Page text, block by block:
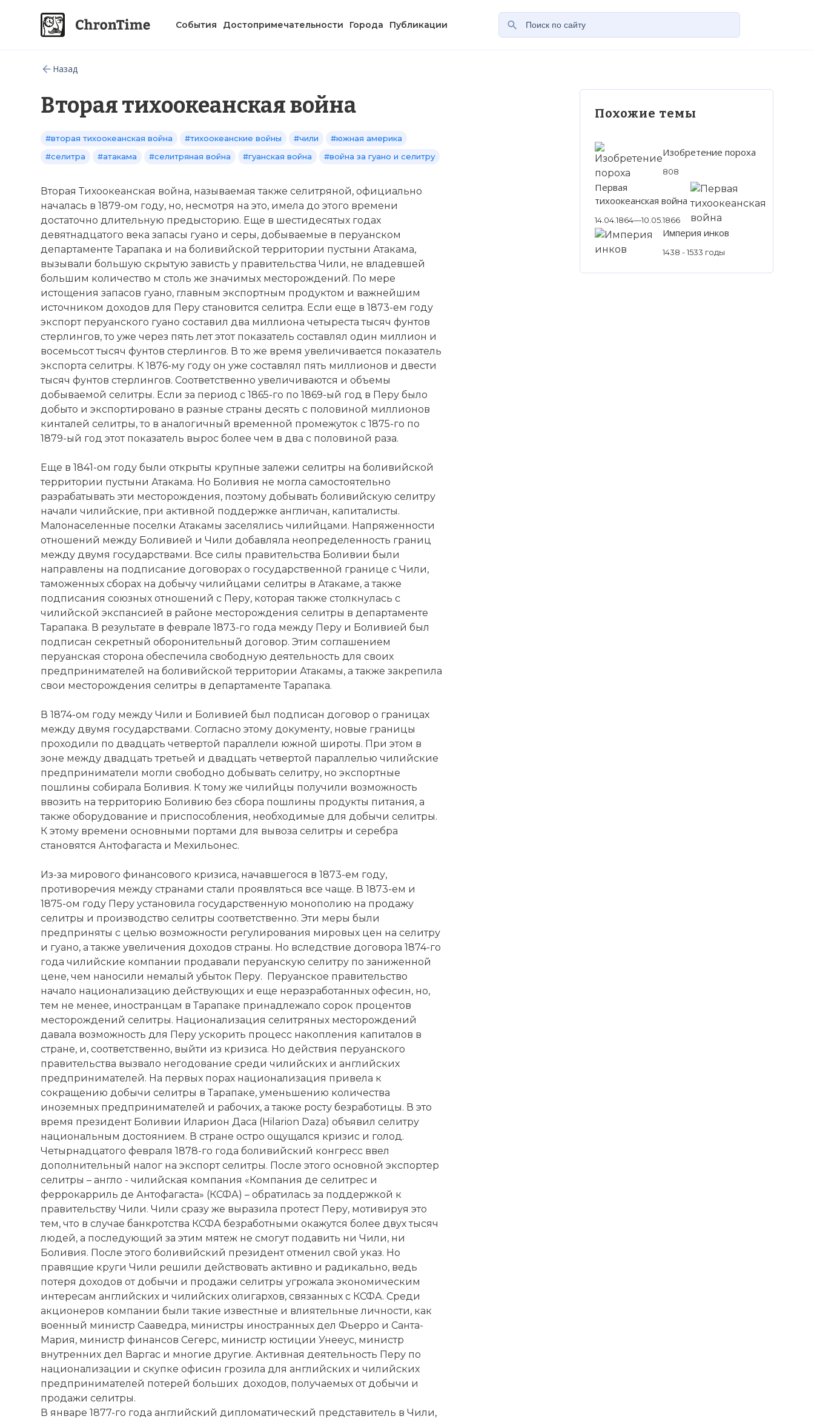
События Достопримечательности Города Публикации
Назад
Вторая тихоокеанская война
#вторая тихоокеанская война #тихоокеанские войны #чили
#южная америка
#селитра
#атакама #селитряная война #гуанская война #война за гуано и селитру
Вторая Тихоокеанская война, называемая также селитряной, официально
началась в 1879-ом году, но, несмотря на это, имела до этого времени
достаточно длительную предысторию. Еще в шестидесятых годах
девятнадцатого века запасы гуано и серы, добываемые в перуанском
департаменте Тарапака и на боливийской территории пустыни Атакама,
вызывали большую скрытую зависть у правительства Чили, не владевшей
большим количество м столь же значимых месторождений. По мере
истощения запасов гуано, главным экспортным продуктом и важнейшим
источником доходов для Перу становится селитра. Если еще в 1873-ем году
экспорт перуанского гуано составил два миллиона четыреста тысяч фунтов
стерлингов, то уже через пять лет этот показатель составлял один миллион и
восемьсот тысяч фунтов стерлингов. В то же время увеличивается показатель
экспорта селитры. К 1876-му году он уже составлял пять миллионов и двести
тысяч фунтов стерлингов. Соответственно увеличиваются и объемы
добываемой селитры. Если за период с 1865-го по 1869-ый год в Перу было
добыто и экспортировано в разные страны десять с половиной миллионов
кинталей селитры, то в аналогичный временной промежуток с 1875-го по
1879-ый год этот показатель вырос более чем в два с половиной раза.
Еще в 1841-ом году были открыты крупные залежи селитры на боливийской
территории пустыни Атакама. Но Боливия не могла самостоятельно
разрабатывать эти месторождения, поэтому добывать боливийскую селитру
начали чилийские, при активной поддержке англичан, капиталисты.
Малонаселенные поселки Атакамы заселялись чилийцами. Напряженности
отношений между Боливией и Чили добавляла неопределенность границ
между двумя государствами. Все силы правительства Боливии были
направлены на подписание договорах о государственной границе с Чили,
таможенных сборах на добычу чилийцами селитры в Атакаме, а также
подписания союзных отношений с Перу, которая также столкнулась с
чилийской экспансией в районе месторождения селитры в департаменте
Тарапака. В результате в феврале 1873-го года между Перу и Боливией был
подписан секретный оборонительный договор. Этим соглашением
перуанская сторона обеспечила свободную деятельность для своих
предпринимателей на боливийской территории Атакамы, а также закрепила
свои месторождения селитры в департаменте Тарапака.
В 1874-ом году между Чили и Боливией был подписан договор о границах
между двумя государствами. Согласно этому документу, новые границы
проходили по двадцать четвертой параллели южной широты. При этом в
зоне между двадцать третьей и двадцать четвертой параллелью чилийские
предприниматели могли свободно добывать селитру, но экспортные
пошлины собирала Боливия. К тому же чилийцы получили возможность
ввозить на территорию Боливию без сбора пошлины продукты питания, а
также оборудование и приспособления, необходимые для добычи селитры.
К этому времени основными портами для вывоза селитры и серебра
становятся Антофагаста и Мехильонес.
Из-за мирового финансового кризиса, начавшегося в 1873-ем году,
противоречия между странами стали проявляться все чаще. В 1873-ем и
1875-ом году Перу установила государственную монополию на продажу
селитры и производство селитры соответственно. Эти меры были
предприняты с целью возможности регулирования мировых цен на селитру
и гуано, а также увеличения доходов страны. Но вследствие договора 1874-го
года чилийские компании продавали перуанскую селитру по заниженной
цене, чем наносили немалый убыток Перу. Перуанское правительство
начало национализацию действующих и еще неразработанных офесин, но,
тем не менее, иностранцам в Тарапаке принадлежало сорок процентов
месторождений селитры. Национализация селитряных месторождений
давала возможность для Перу ускорить процесс накопления капиталов в
стране, и, соответственно, выйти из кризиса. Но действия перуанского
правительства вызвало негодование среди чилийских и английских
предпринимателей. На первых порах национализация привела к
сокращению добычи селитры в Тарапаке, уменьшению количества
иноземных предпринимателей и рабочих, а также росту безработицы. В это
время президент Боливии Иларион Даса (Hilarion Daza) объявил селитру
национальным достоянием. В стране остро ощущался кризис и голод.
Четырнадцатого февраля 1878-го года боливийский конгресс ввел
дополнительный налог на экспорт селитры. После этого основной экспортер
селитры – англо - чилийская компания «Компания де селитрес и
феррокарриль де Антофагаста» (КСФА) – обратилась за поддержкой к
правительству Чили. Чили сразу же выразила протест Перу, мотивируя это
тем, что в случае банкротства КСФА безработными окажутся более двух тысяч
людей, а последующий за этим мятеж не смогут подавить ни Чили, ни
Боливия. После этого боливийский президент отменил свой указ. Но
правящие круги Чили решили действовать активно и радикально, ведь
потеря доходов от добычи и продажи селитры угрожала экономическим
интересам английских и чилийских олигархов, связанных с КСФА. Среди
акционеров компании были такие известные и влиятельные личности, как
военный министр Сааведра, министры иностранных дел Фьерро и Санта-
Мария, министр финансов Сегерс, министр юстиции Унееус, министр
внутренних дел Варгас и многие другие. Активная деятельность Перу по
национализации и скупке офисин грозила для английских и чилийских
предпринимателей потерей больших доходов, получаемых от добычи и
продажи селитры.
В январе 1877-го года английский дипломатический представитель в Чили,
Похожие темы
Изобретение пороха
808
Первая
тихоокеанская война
14.04.1864—10.05.1866
Империя инков
1438 - 1533 годы
☓